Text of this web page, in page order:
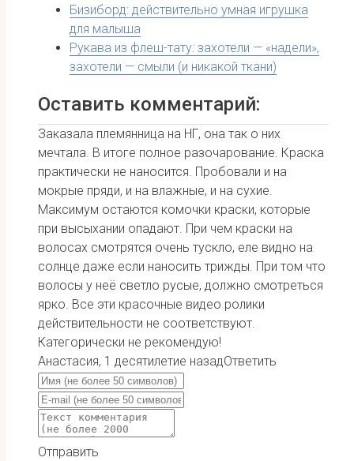
Бизиборд: действительно умная игрушка
для малыша
Рукава из флеш-тату: захотели — «надели»,
захотели — смыли (и никакой ткани)
Оставить комментарий:
Заказала племянница на НГ, она так о них
мечтала. В итоге полное разочарование. Краска
практически не наносится. Пробовали и на
мокрые пряди, и на влажные, и на сухие.
Максимум остаются комочки краски, которые
при высыхании опадают. При чем краски на
волосах смотрятся очень тускло, еле видно на
солнце даже если наносить трижды. При том что
волосы у неё светло русые, должно смотреться
ярко. Все эти красочные видео ролики
действительности не соответствуют.
Категорически не рекомендую!
Анастасия, 1 десятилетие назадОтветить
Отправить